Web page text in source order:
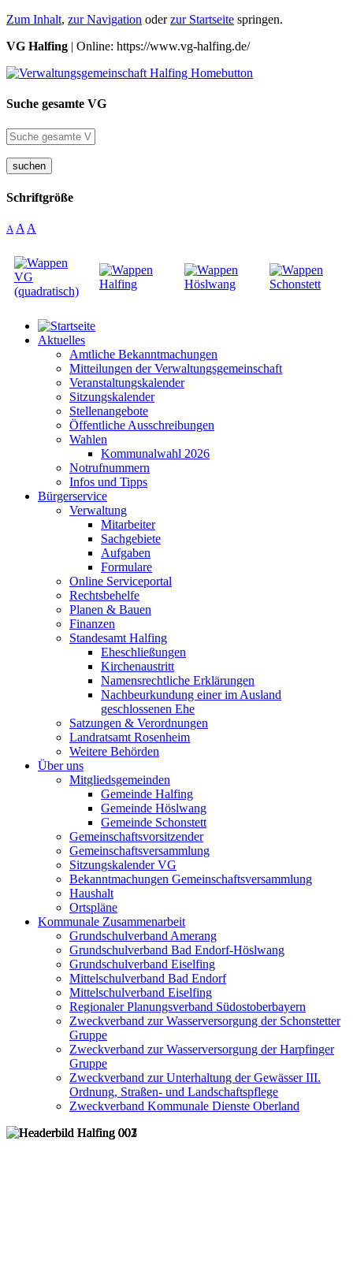
Zum Inhalt, zur Navigation oderzur Startseite springen.
VG Halfing | Online: https://www.vg-halfing.de/
Suche gesamte VG
suchen
Schriftgröße
A A A
Aktuelles
Amtliche Bekanntmachungen
Mitteilungen der Verwaltungsgemeinschaft
Veranstaltungskalender
Sitzungskalender
Stellenangebote
Öffentliche Ausschreibungen
Wahlen
Kommunalwahl 2026
Notrufnummern
Infos und Tipps
Bürgerservice
Verwaltung
Mitarbeiter
Sachgebiete
Aufgaben
Formulare
Online Serviceportal
Rechtsbehelfe
Planen & Bauen
Finanzen
Standesamt Halfing
Eheschließungen
Kirchenaustritt
Namensrechtliche Erklärungen
Nachbeurkundung einer im Ausland
geschlossenen Ehe
Satzungen & Verordnungen
Landratsamt Rosenheim
Weitere Behörden
Über uns
Mitgliedsgemeinden
Gemeinde Halfing
Gemeinde Höslwang
Gemeinde Schonstett
Gemeinschaftsvorsitzender
Gemeinschaftsversammlung
Sitzungskalender VG
Bekanntmachungen Gemeinschaftsversammlung
Haushalt
Ortspläne
Kommunale Zusammenarbeit
Grundschulverband Amerang
Grundschulverband Bad Endorf-Höslwang
Grundschulverband Eiselfing
Mittelschulverband Bad Endorf
Mittelschulverband Eiselfing
Regionaler Planungsverband Südostoberbayern
Zweckverband zur Wasserversorgung der Schonstetter
Gruppe
Zweckverband zur Wasserversorgung der Harpfinger
Gruppe
Zweckverband zur Unterhaltung der Gewässer III.
Ordnung, Straßen- und Landschaftspflege
Zweckverband Kommunale Dienste Oberland